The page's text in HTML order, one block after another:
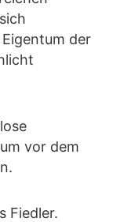
der
vor dem
Fiedler.